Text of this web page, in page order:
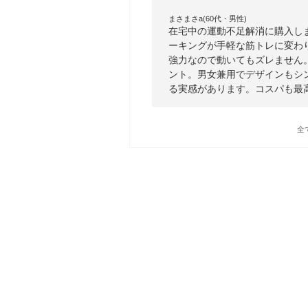
まさまさa(60代・男性)
在宅中の運動不足解消に購入
ーキングが手軽な筋トレに変
強力なので動いてもズレませ
ント。男女兼用でデザインも
る実感があります。コスパも
全